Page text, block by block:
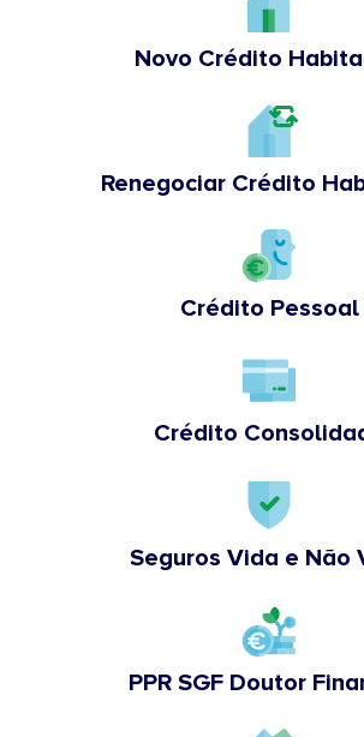
Novo Crédito
Renegociar Crédito
Crédito Pessoal
Crédito
Seguros Vida e Não
PPR SGF Doutor